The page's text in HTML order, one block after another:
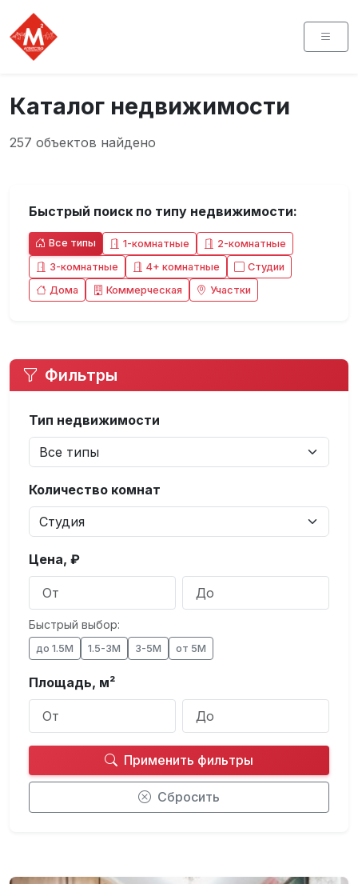
Каталог недвижимости
257 объектов найдено
Быстрый поиск по типу недвижимости:
Все типы 1-комнатные
2-комнатные
3-комнатные
4+ комнатные
Студии
Дома
Коммерческая Участки
Фильтры
Тип недвижимости
Количество комнат
Цена, ₽
Быстрый выбор:
до 1.5М 1.5-3М 3-5М от 5М
Площадь, м²
Применить фильтры
Сбросить